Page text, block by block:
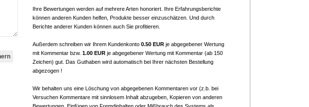
Ihre Bewertungen werden auf mehrere Arten honoriert. Ihre Erfahrungsberichte
können anderen Kunden helfen, Produkte besser einzuschätzen. Und durch
Berichte anderer Kunden können auch Sie profitieren.
Außerdem schreiben wir Ihrem Kundenkonto0.50 EUR je abgegebener Wertung
mit Kommentar bzw.1.00 EUR je abgegebener Wertung mit Kommentar (ab 150
Zeichen) gut. Das Guthaben wird automatisch bei Ihrer nächsten Bestellung
abgezogen !
Wir behalten uns eine Löschung von abgegebenen Kommentaren vor (z.b. bei
Versuchen Kommentare mit sinnlosem Inhalt abzugeben, Kopieren von anderen